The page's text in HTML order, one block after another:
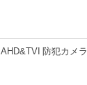
AHD&TVI 防犯カメラ